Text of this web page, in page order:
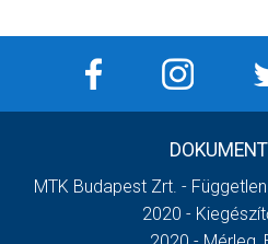
MTK Budapest Zrt. -
2020 -